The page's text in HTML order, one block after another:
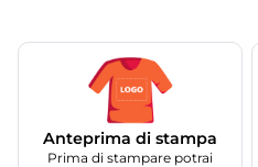
Anteprima di stampa
Prima di stampare potrai